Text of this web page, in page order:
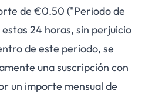
de €0.50 ("Periodo de
24 horas, sin perjuicio
de este periodo, se
una suscripción con
un importe mensual de